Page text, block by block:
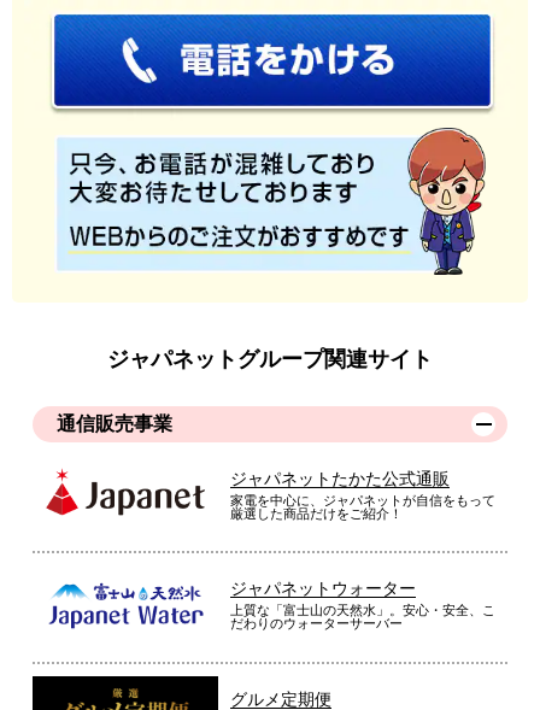
ジャパネットグループ関連サイト
通信販売事業
ジャパネットたかた公式通販
家電を中心に、ジャパネットが自信をもって
厳選した商品だけをご紹介！
ジャパネットウォーター
上質な「富士山の天然水」。安心・安全、こ
だわりのウォーターサーバー
グルメ定期便